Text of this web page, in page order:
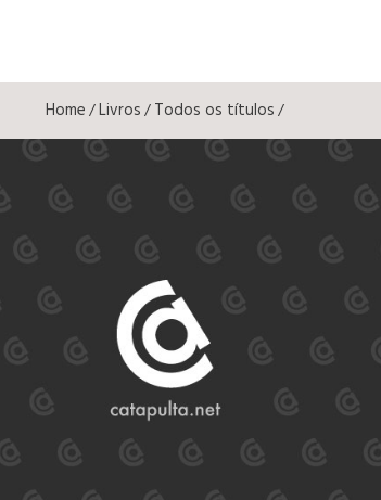
Home/Livros/Todos os títulos/